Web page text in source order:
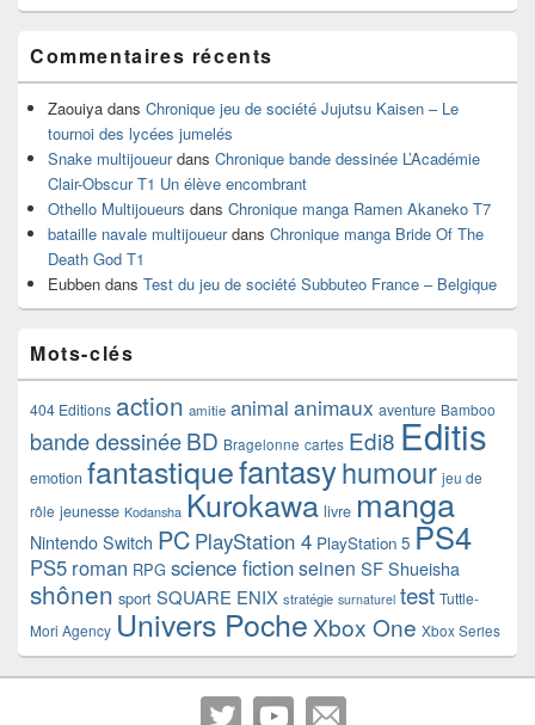
Commentaires récents
Zaouiya dans Chronique jeu de société Jujutsu Kaisen – Le
tournoi des lycées jumelés
Snake multijoueurdans Chronique bande dessinée L’Académie
Clair-Obscur T1 Un élève encombrant
Othello Multijoueurs dans Chronique manga Ramen Akaneko T7
bataille navale multijoueurdans Chronique manga Bride Of The
Death God T1
Eubben dans Test du jeu de société Subbuteo France – Belgique
Mots-clés
404 Editions action amitie animal animaux aventure Bamboo
bande dessinéeBD Bragelonne cartes Edi8 Editis
emotion fantastiquefantasyhumour jeu de
rôle jeunesse Kodansha Kurokawa livre manga
Nintendo Switch PC PlayStation 4 PlayStation 5 PS4
PS5 roman RPG science fictionseinen SF Shueisha
shônen sport SQUARE ENIX stratégie surnaturel test Tuttle-
Mori Agency Univers PocheXbox One Xbox Series